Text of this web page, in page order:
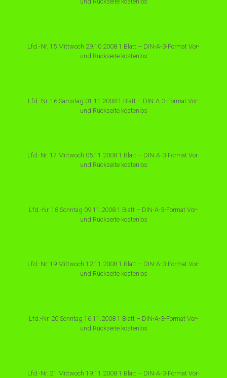
Lfd.-Nr. 15 Mittwoch 29.10.2008 1 Blatt – DIN-A-3-Format Vor-
und Rückseite kostenlos
Lfd.-Nr. 16 Samstag 01.11.2008 1 Blatt – DIN-A-3-Format Vor-
und Rückseite kostenlos
Lfd.-Nr. 17 Mittwoch 05.11.2008 1 Blatt – DIN-A-3-Format Vor-
und Rückseite kostenlos
Lfd.-Nr. 18 Sonntag 09.11.2008 1 Blatt – DIN-A-3-Format Vor-
und Rückseite kostenlos
Lfd.-Nr. 19 Mittwoch 12.11.2008 1 Blatt – DIN-A-3-Format Vor-
und Rückseite kostenlos
Lfd.-Nr. 20 Sonntag 16.11.2008 1 Blatt – DIN-A-3-Format Vor-
und Rückseite kostenlos
Lfd.-Nr. 21 Mittwoch 19.11.2008 1 Blatt – DIN-A-3-Format Vor-